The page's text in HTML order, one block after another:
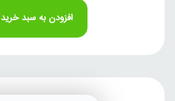
افزودن به سبد خرید